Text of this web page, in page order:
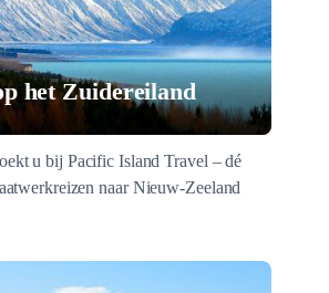
het Zuidereiland
u bij Pacific Island Travel – dé
naar Nieuw-Zeeland